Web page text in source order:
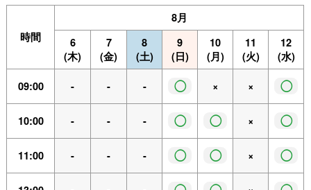
時間
8月
6
(木)
7
(金)
8
(土)
9
(日)
10
(月)
11
(火)
12
(水)
09:00 - - - ◯ × × ◯
10:00 - - - ◯ ◯ × ◯
11:00 - - - ◯ ◯ × ◯